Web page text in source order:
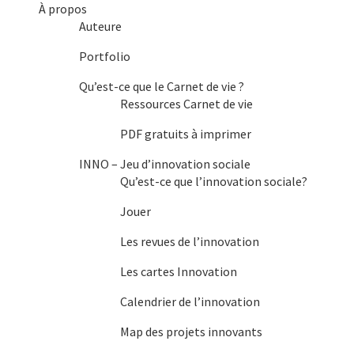
À propos
Auteure
Portfolio
Qu’est-ce que le Carnet de vie ?
Ressources Carnet de vie
PDF gratuits à imprimer
INNO – Jeu d’innovation sociale
Qu’est-ce que l’innovation sociale?
Jouer
Les revues de l’innovation
Les cartes Innovation
Calendrier de l’innovation
Map des projets innovants